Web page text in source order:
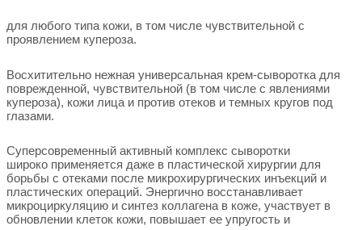
для любого типа кожи, в том числе чувствительной с
проявлением купероза.
Восхитительно нежная универсальная крем-сыворотка для
поврежденной, чувствительной (в том числе с явлениями
купероза), кожи лица и против отеков и темных кругов под
глазами.
Суперсовременный активный комплекс сыворотки
широко применяется даже в пластической хирургии для
борьбы с отеками после микрохирургических инъекций и
пластических операций. Энергично восстанавливает
микроциркуляцию и синтез коллагена в коже, участвует в
обновлении клеток кожи, повышает ее упругость и